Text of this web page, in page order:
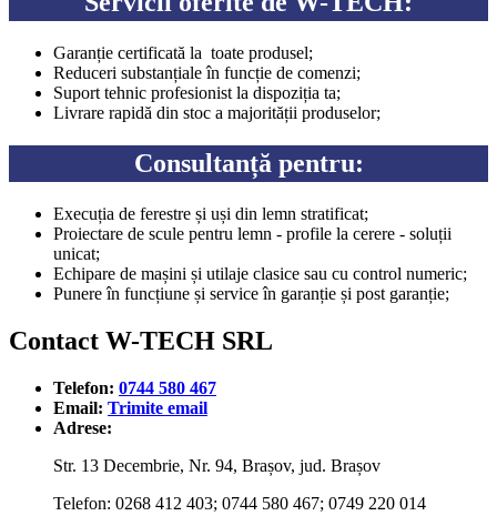
Garanție certificată la toate produsel;
Reduceri substanțiale în funcție de comenzi;
Suport tehnic profesionist la dispoziția ta;
Livrare rapidă din stoc a majorității produselor;
Consultanță pentru:
Execuția de ferestre și uși din lemn stratificat;
Proiectare de scule pentru lemn - profile la cerere - soluții
unicat;
Echipare de mașini și utilaje clasice sau cu control numeric;
Punere în funcțiune și service în garanție și post garanție;
Contact W-TECH SRL
Telefon: 0744 580 467
Email: Trimite email
Adrese:
Str. 13 Decembrie, Nr. 94, Brașov, jud. Brașov
Telefon: 0268 412 403; 0744 580 467; 0749 220 014